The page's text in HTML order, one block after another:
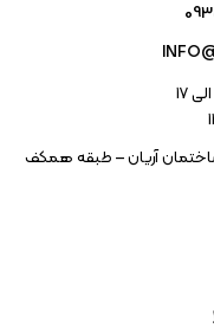
آریان – طبقه همکف